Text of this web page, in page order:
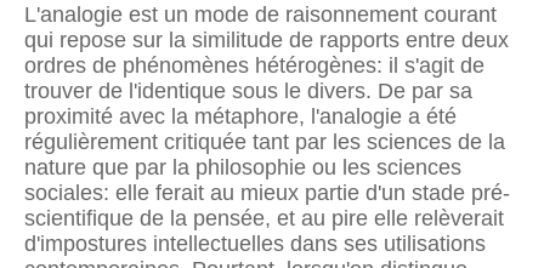
L'analogie est un mode de raisonnement courant
qui repose sur la similitude de rapports entre deux
ordres de phénomènes hétérogènes: il s'agit de
trouver de l'identique sous le divers. De par sa
proximité avec la métaphore, l'analogie a été
régulièrement critiquée tant par les sciences de la
nature que par la philosophie ou les sciences
sociales: elle ferait au mieux partie d'un stade pré-
scientifique de la pensée, et au pire elle relèverait
d'impostures intellectuelles dans ses utilisations